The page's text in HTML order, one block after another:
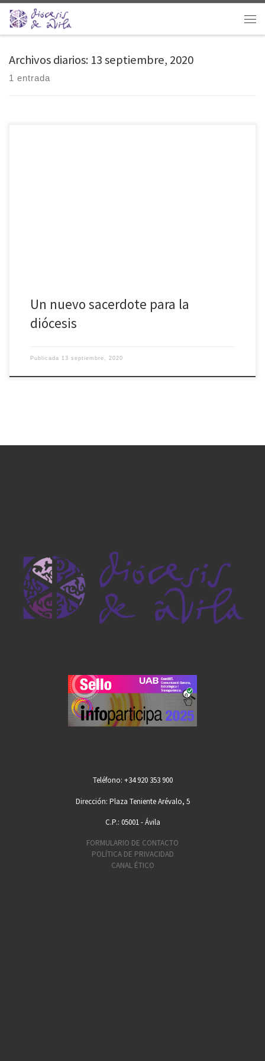
Saltar al contenido
Archivos diarios: 13 septiembre, 2020
1 entrada
Un nuevo sacerdote para la
diócesis
Publicada 13 septiembre, 2020
Teléfono: +34 920 353 900
Dirección: Plaza Teniente Arévalo, 5
C.P.: 05001 - Ávila
FORMULARIO DE CONTACTO
POLÍTICA DE PRIVACIDAD
CANAL ÉTICO